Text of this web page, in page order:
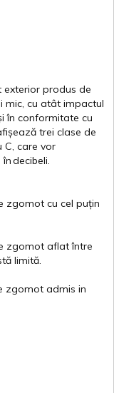
exterior produs de
mic, cu atât impactul
în conformitate cu
trei clase de
C, care vor
îndecibeli.
zgomot cu cel puțin
zgomot aflat între
limită.
zgomot admis in